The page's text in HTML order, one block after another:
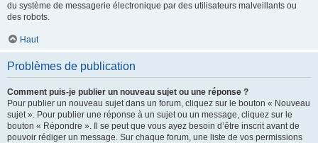
du système de messagerie électronique par des utilisateurs malveillants ou
des robots.
Haut
Problèmes de publication
Comment puis-je publier un nouveau sujet ou une réponse ?
Pour publier un nouveau sujet dans un forum, cliquez sur le bouton « Nouveau
sujet ». Pour publier une réponse à un sujet ou un message, cliquez sur le
bouton « Répondre ». Il se peut que vous ayez besoin d’être inscrit avant de
pouvoir rédiger un message. Sur chaque forum, une liste de vos permissions